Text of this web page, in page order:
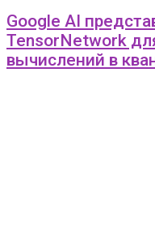
Google AI
TensorNetwork
вычислений в